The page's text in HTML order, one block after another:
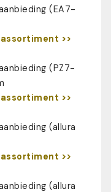
(EA7-
>>
(PZ7-
>>
(allura
>>
(allura